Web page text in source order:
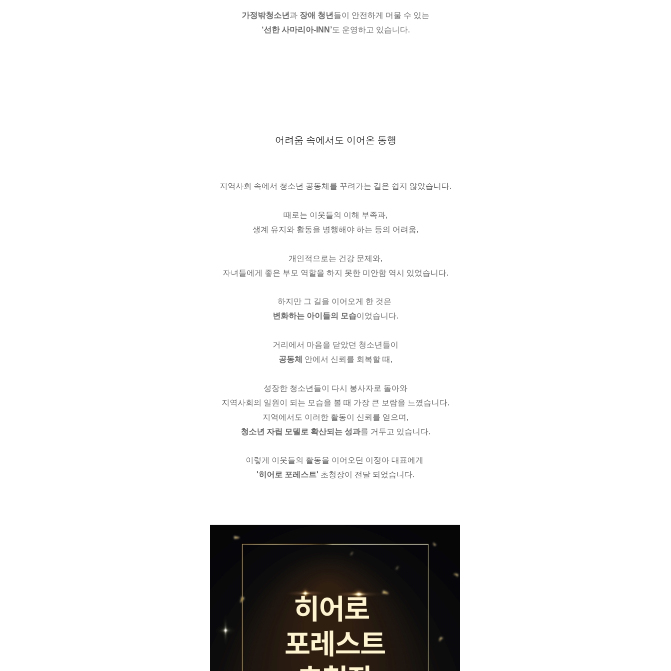
가정밖청소년 과 장애 청년 들이 안전하게 머물 수 있는
‘선한 사마리아-INN’도 운영하고 있습니다.
어려움 속에서도 이어온 동행
지역사회 속에서 청소년 공동체를 꾸려가는 길은 쉽지 않았습니다.
때로는 이웃들의 이해 부족과,
생계 유지와 활동을 병행해야 하는 등의 어려움,
개인적으로는 건강 문제와,
자녀들에게 좋은 부모 역할을 하지 못한 미안함 역시 있었습니다.
하지만 그 길을 이어오게 한 것은
변화하는 아이들의 모습이었습니다.
거리에서 마음을 닫았던 청소년들이
공동체
안에서 신뢰를 회복할 때,
성장한 청소년들이 다시 봉사자로 돌아와
지역사회의 일원이 되는 모습을 볼 때 가장 큰 보람을 느꼈습니다.
지역에서도 이러한 활동이 신뢰를 얻으며,
청소년 자립 모델로 확산되는 성과를 거두고 있습니다.
이렇게 이웃들의 활동을 이어오던 이정아 대표에게
'히어로 포레스트' 초청장이 전달 되었습니다.